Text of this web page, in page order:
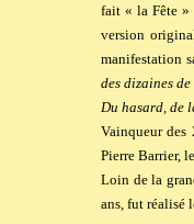
fait « la Fête »
version
manifestation
des dizaines
Du hasard, de
Vainqueur des
Pierre Barrier,
Loin de la
ans, fut réalisé